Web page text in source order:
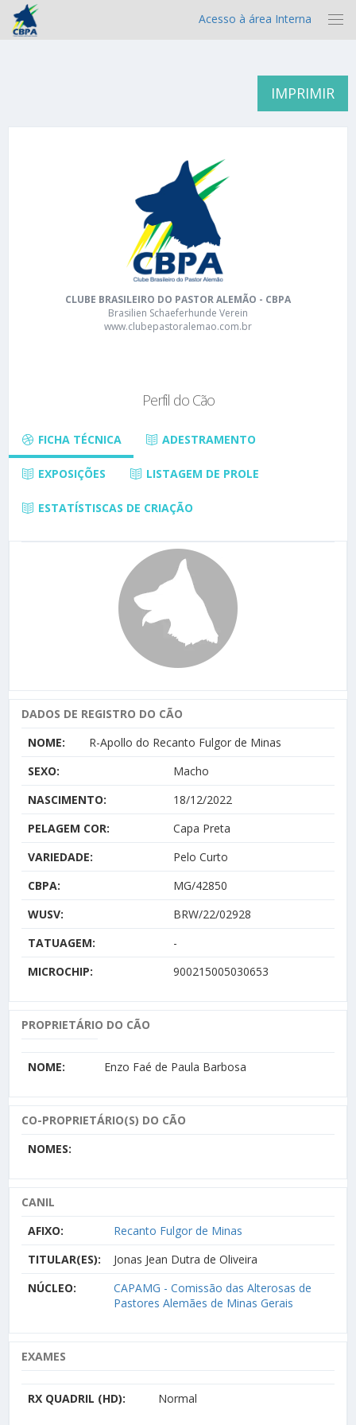
Acesso à área Interna
IMPRIMIR
CLUBE BRASILEIRO DO PASTOR ALEMÃO - CBPA
Brasilien Schaeferhunde Verein
www.clubepastoralemao.com.br
Perfil do Cão
FICHA TÉCNICA ADESTRAMENTO
EXPOSIÇÕES LISTAGEM DE PROLE
ESTATÍSTISCAS DE CRIAÇÃO
DADOS DE REGISTRO DO CÃO
NOME:
R-Apollo do Recanto Fulgor de Minas
SEXO:
Macho
NASCIMENTO:
18/12/2022
PELAGEM COR:
Capa Preta
VARIEDADE:
Pelo Curto
CBPA:
MG/42850
WUSV:
BRW/22/02928
TATUAGEM:
-
MICROCHIP:
900215005030653
PROPRIETÁRIO DO CÃO
NOME: Enzo Faé de Paula Barbosa
CO-PROPRIETÁRIO(S) DO CÃO
NOMES:
CANIL
AFIXO:
Recanto Fulgor de Minas
TITULAR(ES):
Jonas Jean Dutra de Oliveira
NÚCLEO:
CAPAMG - Comissão das Alterosas de
Pastores Alemães de Minas Gerais
EXAMES
RX QUADRIL (HD): Normal